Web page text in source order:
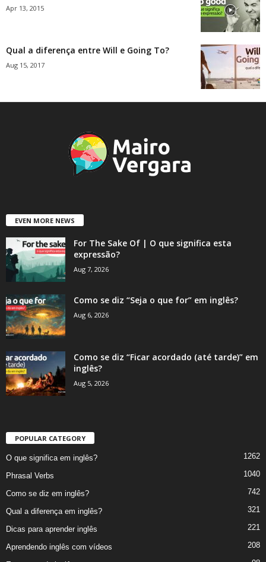
Apr 13, 2015
Qual a diferença entre Will e Going To?
Aug 15, 2017
EVEN MORE NEWS
For The Sake Of | O que significa esta
expressão?
Aug 7, 2026
Como se diz “Seja o que for” em inglês?
Aug 6, 2026
Como se diz “Ficar acordado (até tarde)” em
inglês?
Aug 5, 2026
POPULAR CATEGORY
O que significa em inglês? 1262
Phrasal Verbs 1040
Como se diz em inglês? 742
Qual a diferença em inglês? 321
Dicas para aprender inglês 221
Aprendendo inglês com vídeos 208